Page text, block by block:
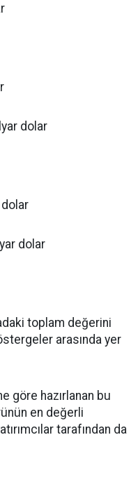
dolar
dolar
toplam değerini
arasında yer
göre hazırlanan bu
en değerli
tarafından da